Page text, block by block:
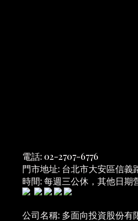
電話: 02-2707-6776
門市地址: 台北市大安區信義
時間: 每週三公休，其他日期
公司名稱: 多面向投資股份有